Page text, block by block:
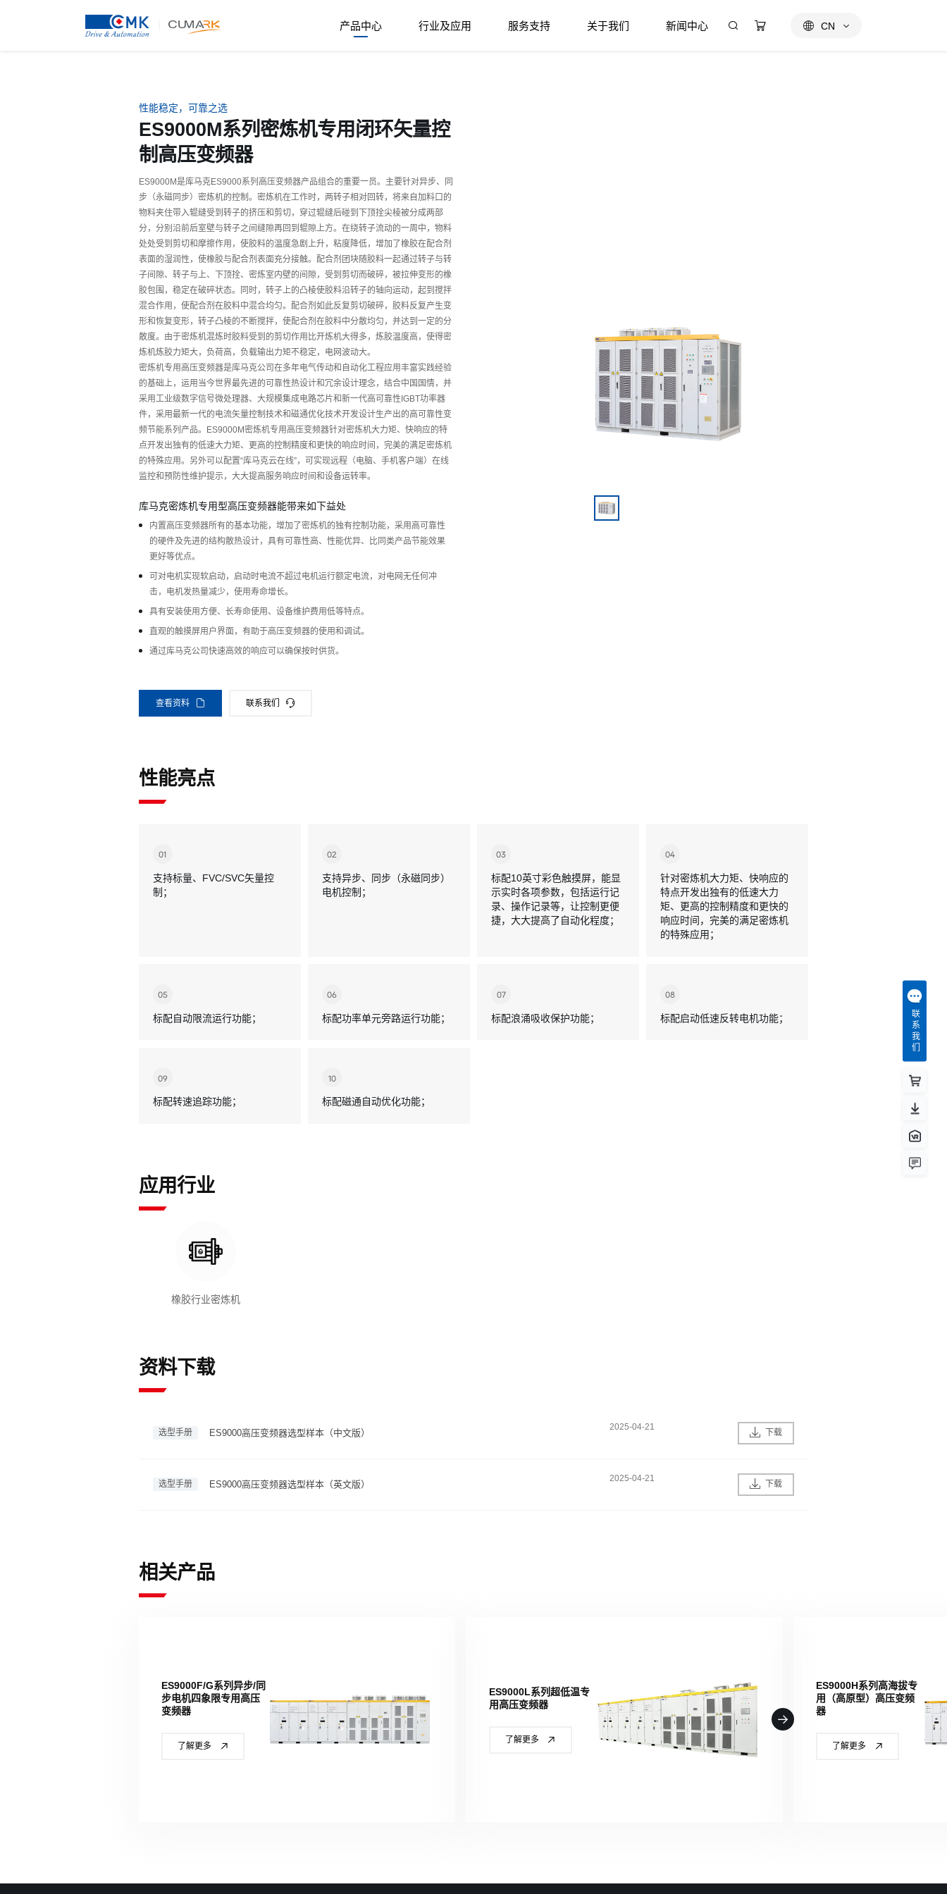
CN
产品中心 行业及应用 服务支持 关于我们 新闻中心
性能稳定，可靠之选
ES9000M系列密炼机专用闭环矢量控
制高压变频器
ES9000M是库马克ES9000系列高压变频器产品组合的重要一员。主要针对异步、同
步（永磁同步）密炼机的控制。密炼机在工作时，两转子相对回转，将来自加料口的
物料夹住带入辊缝受到转子的挤压和剪切，穿过辊缝后碰到下顶拴尖棱被分成两部
分，分别沿前后室壁与转子之间缝隙再回到辊隙上方。在绕转子流动的一周中，物料
处处受到剪切和摩擦作用，使胶料的温度急剧上升，粘度降低，增加了橡胶在配合剂
表面的湿润性，使橡胶与配合剂表面充分接触。配合剂团块随胶料一起通过转子与转
子间隙、转子与上、下顶拴、密炼室内壁的间隙，受到剪切而破碎，被拉伸变形的橡
胶包围，稳定在破碎状态。同时，转子上的凸棱使胶料沿转子的轴向运动，起到搅拌
混合作用，使配合剂在胶料中混合均匀。配合剂如此反复剪切破碎，胶料反复产生变
形和恢复变形，转子凸棱的不断搅拌，使配合剂在胶料中分散均匀，并达到一定的分
散度。由于密炼机混炼时胶料受到的剪切作用比开炼机大得多，炼胶温度高，使得密
炼机炼胶力矩大，负荷高，负载输出力矩不稳定，电网波动大。
密炼机专用高压变频器是库马克公司在多年电气传动和自动化工程应用丰富实践经验
的基础上，运用当今世界最先进的可靠性热设计和冗余设计理念，结合中国国情，并
采用工业级数字信号微处理器、大规模集成电路芯片和新一代高可靠性IGBT功率器
件，采用最新一代的电流矢量控制技术和磁通优化技术开发设计生产出的高可靠性变
频节能系列产品。ES9000M密炼机专用高压变频器针对密炼机大力矩、快响应的特
点开发出独有的低速大力矩、更高的控制精度和更快的响应时间，完美的满足密炼机
的特殊应用。另外可以配置“库马克云在线”，可实现远程（电脑、手机客户端）在线
监控和预防性维护提示，大大提高服务响应时间和设备运转率。
库马克密炼机专用型高压变频器能带来如下益处
内置高压变频器所有的基本功能，增加了密炼机的独有控制功能，采用高可靠性
的硬件及先进的结构散热设计，具有可靠性高、性能优异、比同类产品节能效果
更好等优点。
可对电机实现软启动，启动时电流不超过电机运行额定电流，对电网无任何冲
击，电机发热量减少，使用寿命增长。
具有安装使用方便、长寿命使用、设备维护费用低等特点。
直观的触摸屏用户界面，有助于高压变频器的使用和调试。
通过库马克公司快速高效的响应可以确保按时供货。
查看资料 联系我们
性能亮点
01
支持标量、FVC/SVC矢量控
制；
02
支持异步、同步（永磁同步）
电机控制；
03
标配10英寸彩色触摸屏，能显
示实时各项参数，包括运行记
录、操作记录等，让控制更便
捷，大大提高了自动化程度；
04
针对密炼机大力矩、快响应的
特点开发出独有的低速大力
矩、更高的控制精度和更快的
响应时间，完美的满足密炼机
的特殊应用；
05
标配自动限流运行功能；
06
标配功率单元旁路运行功能；
07
标配浪涌吸收保护功能；
08
标配启动低速反转电机功能；
09
标配转速追踪功能；
10
标配磁通自动优化功能；
应用行业
橡胶行业密炼机
资料下载
选型手册 ES9000高压变频器选型样本（中文版）
2025-04-21
下载
选型手册 ES9000高压变频器选型样本（英文版）
2025-04-21
下载
相关产品
ES9000F/G系列异步/同
步电机四象限专用高压
变频器
了解更多
ES9000L系列超低温专
用高压变频器
了解更多
ES9000H系列高海拔专
用（高原型）高压变频
器
了解更多
联系我们